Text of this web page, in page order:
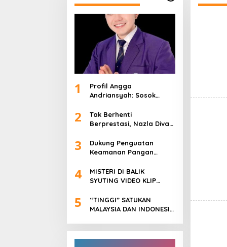
1
Profil Angga
Andriansyah: Sosok
Dinamis, dan Influencer
Nasional yang
2
Tak Berhenti
Berprestasi, Nazla Diva
Meniti Karier sebagai DJ
Setelah Sukses di Dunia
3
Dukung Penguatan
Keamanan Pangan
Award dari BPOM
4
MISTERI DI BALIK
SYUTING VIDEO KLIP
SALINDRY BERULANG KALI
MEMUTIH, KMY KMO
KESADARAN
5
“TINGGI” SATUKAN
MALAYSIA DAN INDONESIA